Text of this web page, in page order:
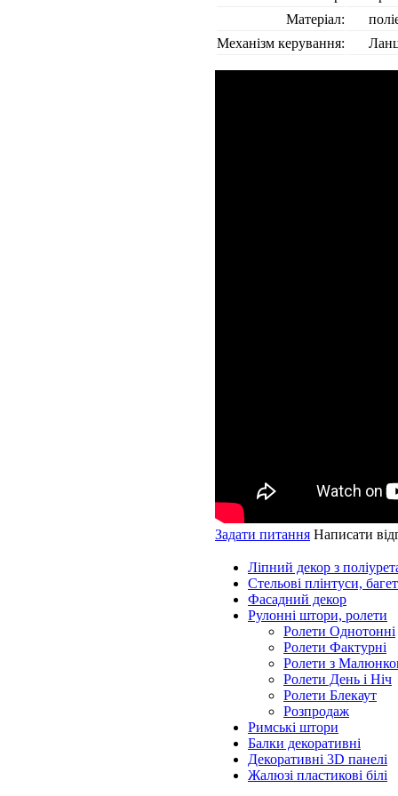
Матеріал:
Механізм керування:
Задати питання Написати
Ліпний декор з
Стельові плінтуси,
Фасадний декор
Рулонні штори, ролети
Ролети Однотонні
Ролети Фактурні
Ролети з
Ролети День і Ніч
Ролети Блекаут
Розпродаж
Римські штори
Балки декоративні
Декоративні 3D панелі
Жалюзі пластикові білі